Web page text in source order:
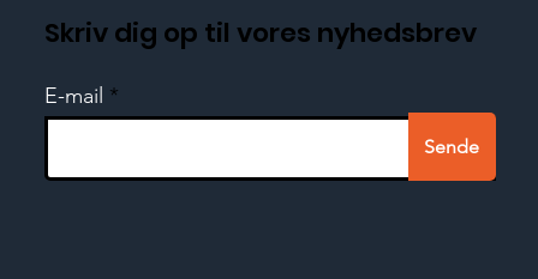
Skriv dig op til vores nyhedsbrev
E-mail
Sende